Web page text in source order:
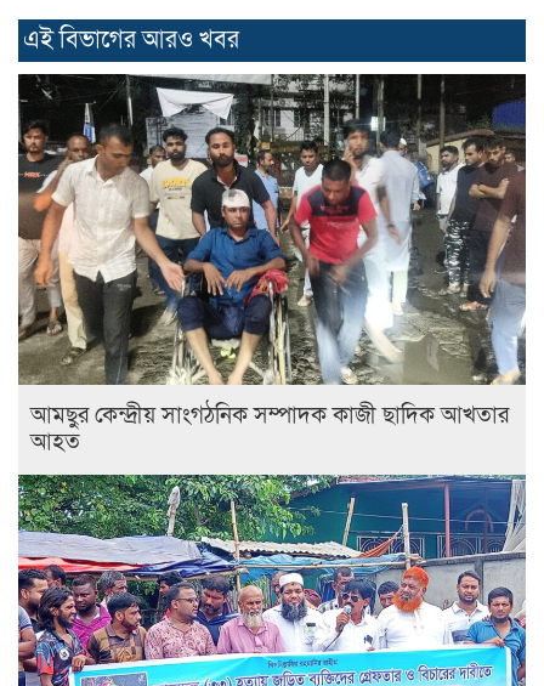
এই বিভাগের আরও খবর
আমছুর কেন্দ্রীয় সাংগঠনিক সম্পাদক কাজী ছাদিক আখতার
আহত